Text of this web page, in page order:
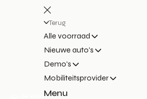
Terug
Alle voorraad
Nieuwe auto's
Demo's
Mobiliteitsprovider
Menu